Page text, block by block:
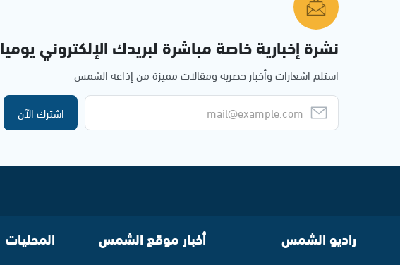
نشرة إخبارية خاصة مباشرة لبريدك الإلكتروني يوميا
استلم اشعارات وأخبار حصرية ومقالات مميزة من إذاعة الشمس
اشترك الآن
راديو الشمس أخبار موقع الشمس المحليات